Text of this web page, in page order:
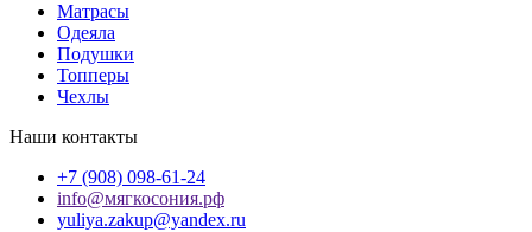
Матрасы
Одеяла
Подушки
Топперы
Чехлы
Наши контакты
+7 (908) 098-61-24
info@мягкосония.рф
yuliya.zakup@yandex.ru